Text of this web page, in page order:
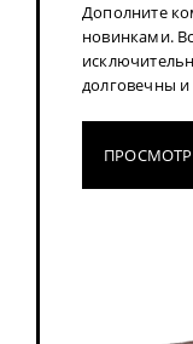
Дополните
новинками.
долговечны